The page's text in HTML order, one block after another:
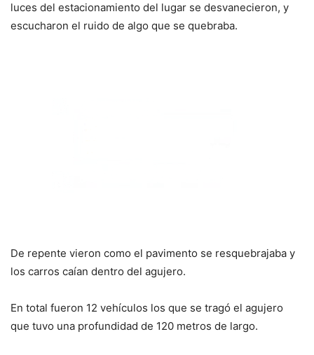
luces del estacionamiento del lugar se desvanecieron, y
escucharon el ruido de algo que se quebraba.
De repente vieron como el pavimento se resquebrajaba y
los carros caían dentro del agujero.
En total fueron 12 vehículos los que se tragó el agujero
que tuvo una profundidad de 120 metros de largo.